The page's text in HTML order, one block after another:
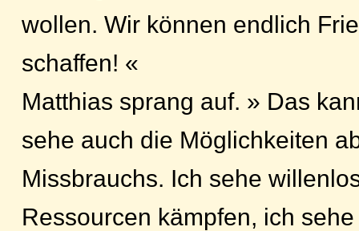
wollen. Wir können endlich
schaffen! «
Matthias sprang auf. » Das
sehe auch die Möglichkeiten
Missbrauchs. Ich sehe
Ressourcen kämpfen, ich